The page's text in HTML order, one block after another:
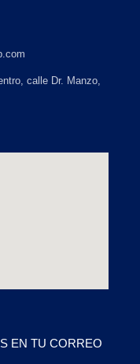
calle Dr. Manzo,
EN TU CORREO